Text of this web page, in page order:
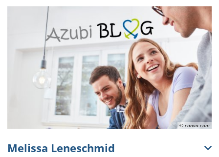
© canva.com
Melissa Leneschmid